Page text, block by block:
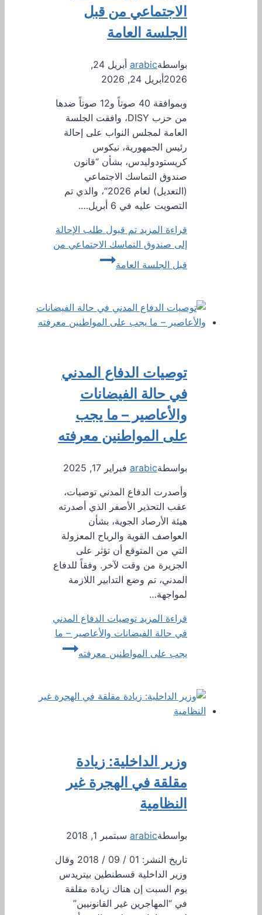
الاجتماعي من قبل
الجلسة العامة
بواسطةarabic
أبريل 24,
2026أبريل 24, 2026
وبموافقة 40 صوتاً و12 صوتاً ضدها
من حزب DISY، وافقت الجلسة
العامة لمجلس النواب على إحالة
رئيس الجمهورية، نيكوس
كريستودوليدس، بشأن “قانون
صندوق التماسك الاجتماعي
(التعديل) لعام 2026“، والذي تم
التصويت عليه في 6 أبريل….
قراءة المزيد تم قبول طلب الإحالة
إلى صندوق التماسك الاجتماعي من
قبل الجلسة العامة
توصيات الدفاع المدني
في حالة الفيضانات
والأعاصير – ما يجب
على المواطنين معرفته
بواسطةarabic فبراير 17, 2025
وأصدرت الدفاع المدني توصيات،
عقب التحذير الأصفر الذي أصدرته
هيئة الأرصاد الجوية، بشأن
العواصف القوية والرياح المعزولة
التي من المتوقع أن تؤثر على
الجزيرة من وقت لآخر. وفقاً للدفاع
المدني، تم وضع التدابير اللازمة
لمواجهة…
قراءة المزيد توصيات الدفاع المدني
في حالة الفيضانات والأعاصير – ما
يجب على المواطنين معرفته
وزير الداخلية: زيادة
مقلقة في الهجرة غير
النظامية
بواسطةarabic سبتمبر 1, 2018
تاريخ النشر: 01 / 09 / 2018 وقال
وزير الداخلية قسطنطين بيتريدس
يوم السبت إن هناك زيادة مقلقة
في “المهاجرين غير القانونيين”